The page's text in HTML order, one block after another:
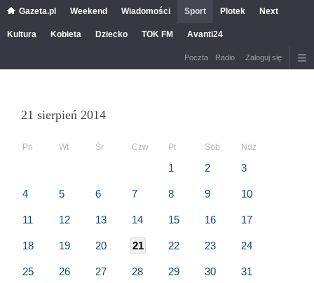
Gazeta.pl Weekend Wiadomości Sport Plotek Next
Kultura Kobieta Dziecko TOK FM Avanti24
Poczta Radio Zaloguj się
21 sierpień 2014
Pn Wt Śr Czw Pt Sob Ndz
1 2 3
4 5 6 7 8 9 10
11 12 13 14 15 16 17
18 19 20 21 22 23 24
25 26 27 28 29 30 31